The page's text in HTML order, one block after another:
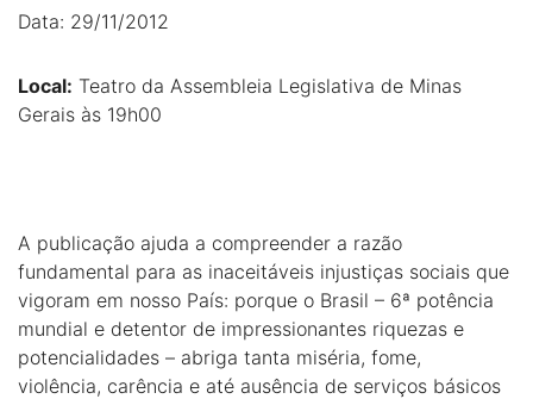
Data: 29/11/2012
Local: Teatro da Assembleia Legislativa de Minas
Gerais às 19h00
A publicação ajuda a compreender a razão
fundamental para as inaceitáveis injustiças sociais que
vigoram em nosso País: porque o Brasil – 6ª potência
mundial e detentor de impressionantes riquezas e
potencialidades – abriga tanta miséria, fome,
violência, carência e até ausência de serviços básicos